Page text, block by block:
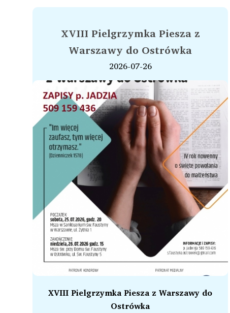
XVIII Pielgrzymka Piesza z
Warszawy do Ostrówka
2026-07-26
XVIII Pielgrzymka Piesza z Warszawy do
Ostrówka